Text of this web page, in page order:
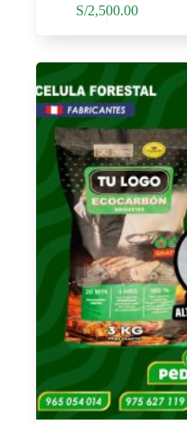
S/2,500.00